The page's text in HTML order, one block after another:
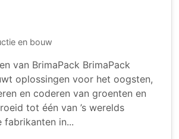
en bouw
van BrimaPack BrimaPack
oplossingen voor het oogsten,
en coderen van groenten en
tot één van ’s werelds
fabrikanten in...